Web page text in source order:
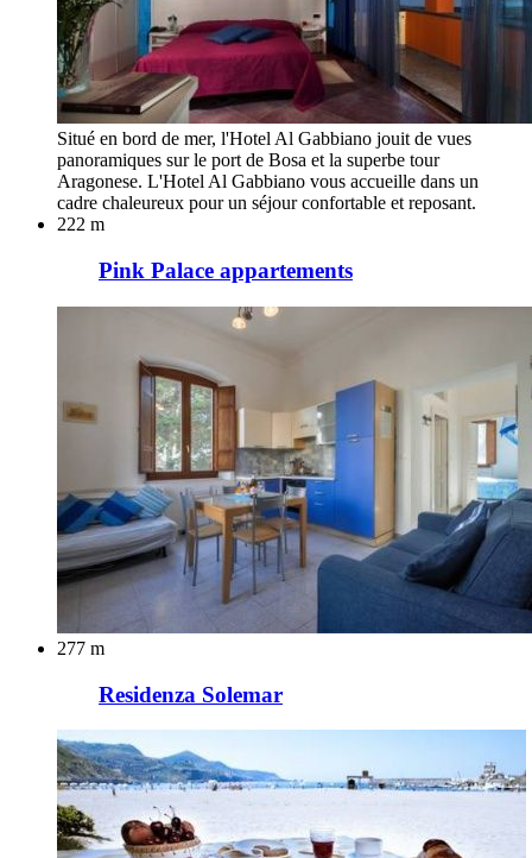
Situé en bord de mer, l'Hotel Al Gabbiano jouit de vues
panoramiques sur le port de Bosa et la superbe tour
Aragonese. L'Hotel Al Gabbiano vous accueille dans un
cadre chaleureux pour un séjour confortable et reposant.
222 m
Pink Palace appartements
277 m
Residenza Solemar